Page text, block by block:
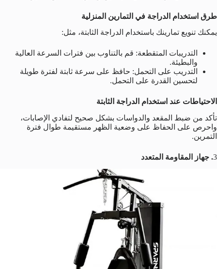
طرق استخدام الدراجة في التمارين المنزلية
يمكنك تنويع تمارينك باستخدام الدراجة الثابتة، مثل:
التدريبات المتقطعة: قم بالتناوب بين فترات السرعة العالية
والبطيئة.
التدريب على التحمل: حافظ على سرعة ثابتة لفترة طويلة
لتحسين القدرة على التحمل.
الاحتياطات عند استخدام الدراجة الثابتة
تأكد من ضبط المقعد والدواسات بشكل صحيح لتفادي الإصابات،
واحرص على الحفاظ على وضعية الظهر مستقيمة طوال فترة
التمرين.
3. جهاز المقاومة المتعدد